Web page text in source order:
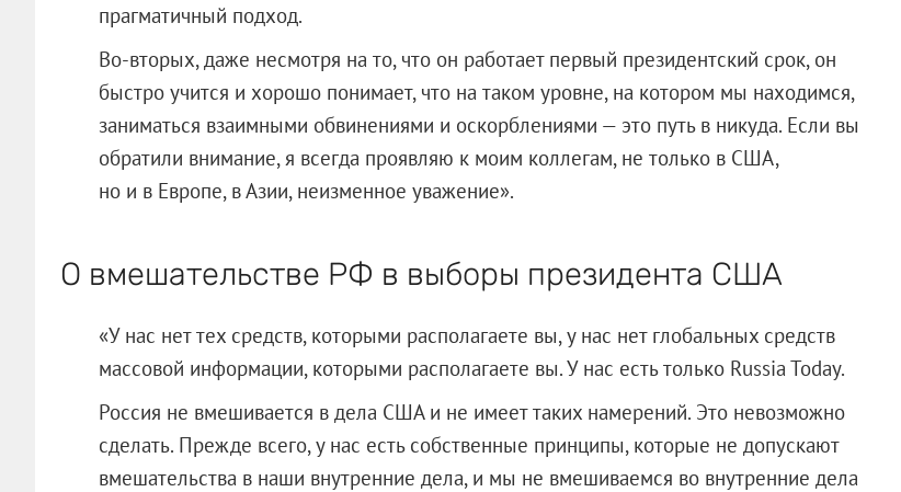
прагматичный подход.
Во-вторых, даже несмотря на то, что он работает первый президентский срок, он
быстро учится и хорошо понимает, что на таком уровне, на котором мы находимся,
заниматься взаимными обвинениями и оскорблениями — это путь в никуда. Если вы
обратили внимание, я всегда проявляю к моим коллегам, не только в США,
но и в Европе, в Азии, неизменное уважение».
О вмешательстве РФ в выборы президента США
«У нас нет тех средств, которыми располагаете вы, у нас нет глобальных средств
массовой информации, которыми располагаете вы. У нас есть только Russia Today.
Россия не вмешивается в дела США и не имеет таких намерений. Это невозможно
сделать. Прежде всего, у нас есть собственные принципы, которые не допускают
вмешательства в наши внутренние дела, и мы не вмешиваемся во внутренние дела